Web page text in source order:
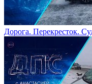
Дорога. Перекресток.